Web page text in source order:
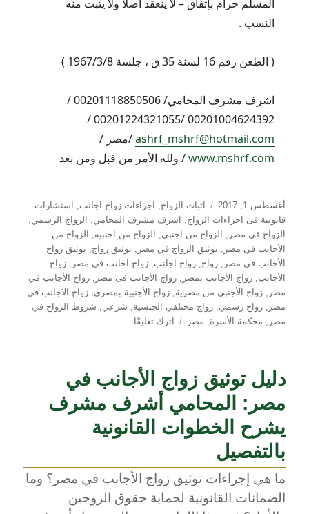
المسلم حرام بإتفاق – لا ينعقد أصلاً ولا يثبت منه
النسب .
( الطعن رقم 16 لسنة 35 ق ، جلسة 1967/3/8 )
اشرف مشرف المحامي/ 00201118850506 /
00201004624392 /00201224321055 /
ashrf_mshrf@hotmail.com/مصر /
www.mshrf.com/ ولله الأمر من قبل ومن بعد
نُشرت
في
أغسطس 1, 2017 التصنيفات
اثبات الزواج, اجراءات زواج اجانب,
استشارات
قانونية فى اجراءات الزواج, اشرف مشرف المحامي, الزواج الرسمي,
الزواج في مصر , الزواج من اجنبي, الزواج من اجنبية,
الزواج من
الأجانب في مصر ,توثيق الزواج في مصر ,توثيق زواج,توثيق زواج
الأجانب في مصر ,زواج,زواج اجانب,زواج اجانب فى مصر ,زواج
الأجانب,زواج الأجانب بمصر ,زواج الأجانب فى مصر ,زواج الأجانب في
مصر ,زواج الأجنبي من مصرية,زواج الأجنبية بمصري,زواج الاجانب فى
مصر ,زواج رسمي,زواج مختلفي الجنسية, شرعي, شروط الزواج في
مصر , محكمة الأسرة, مصر اترك تعليقًا
النقض
صحة
الزواج
دليل توثيق زواج الأجانب في
مصر: المحامي أشرف مشرف
يشرح الخطوات القانونية
بالتفصيل
ما هي إجراءات توثيق زواج الأجانب في مصر؟ وما
الضمانات القانونية لحماية حقوق الزوجين